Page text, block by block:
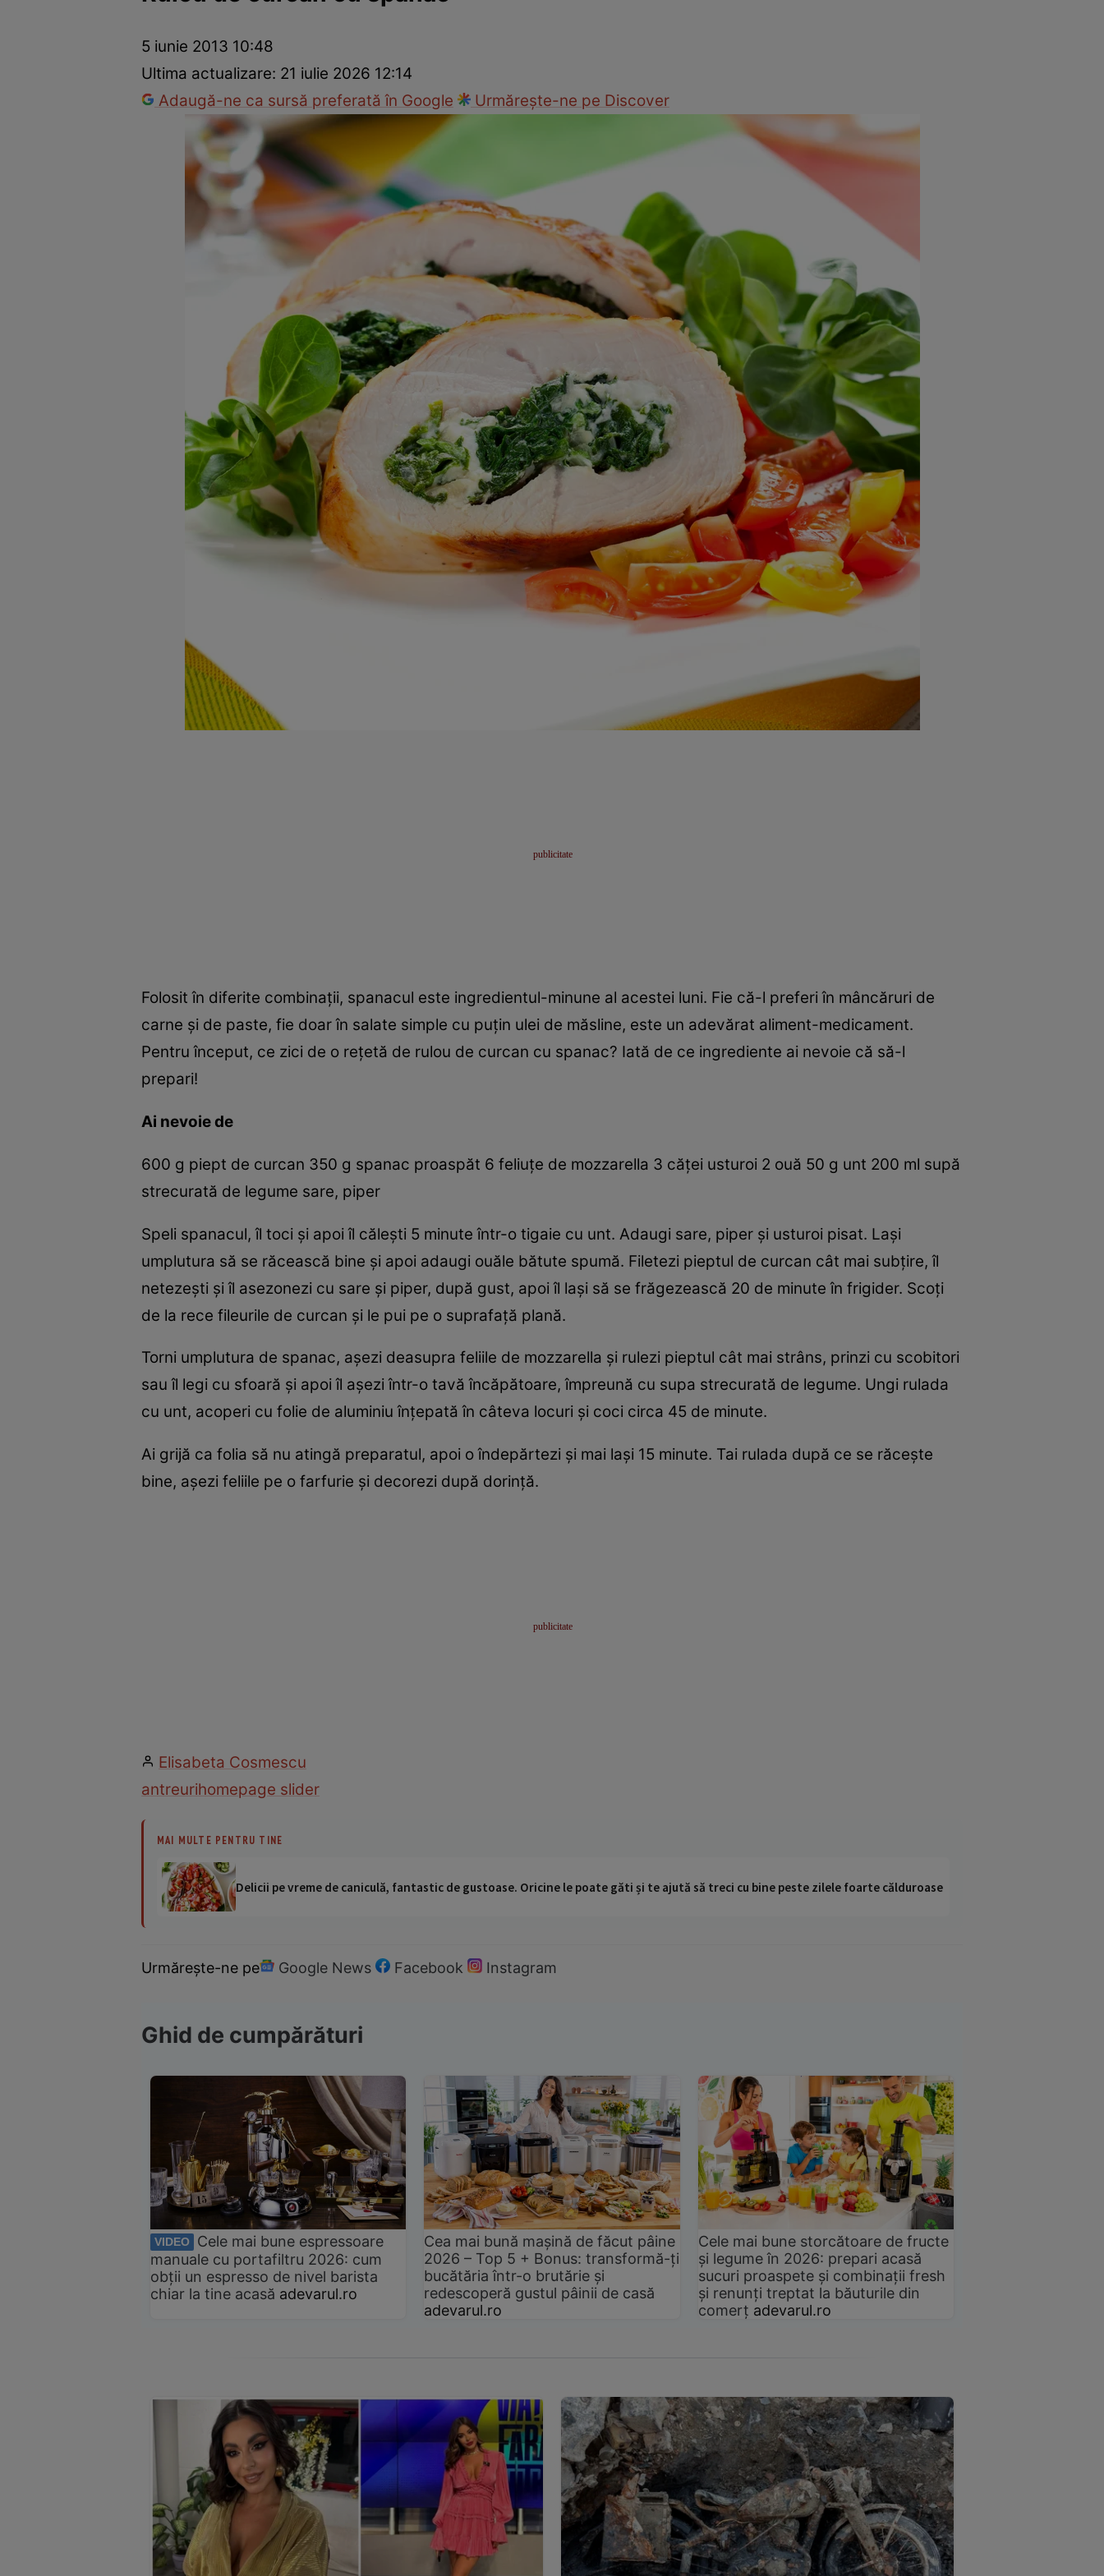
Mâncăruri rapideRețete cu legume
5 iunie 2013 10:48
Ultima actualizare: 21 iulie 2026 12:14
Adaugă-ne ca sursă preferată în Google
Urmărește-ne pe Discover
Folosit în diferite combinaţii, spanacul este ingredientul-minune al acestei luni. Fie că-l preferi în mâncăruri de
carne şi de paste, fie doar în salate simple cu puţin ulei de măsline, este un adevărat aliment-medicament.
Pentru început, ce zici de o reţetă de rulou de curcan cu spanac? Iată de ce ingrediente ai nevoie că să-l
prepari!
Ai nevoie de
600 g piept de curcan 350 g spanac proaspăt 6 feliuţe de mozzarella 3 căţei usturoi 2 ouă 50 g unt 200 ml supă
strecurată de legume sare, piper
Speli spanacul, îl toci şi apoi îl căleşti 5 minute într-o tigaie cu unt. Adaugi sare, piper şi usturoi pisat. Laşi
umplutura să se răcească bine şi apoi adaugi ouăle bătute spumă. Filetezi pieptul de curcan cât mai subţire, îl
netezeşti şi îl asezonezi cu sare şi piper, după gust, apoi îl laşi să se frăgezească 20 de minute în frigider. Scoţi
de la rece fileurile de curcan şi le pui pe o suprafaţă plană.
Torni umplutura de spanac, aşezi deasupra feliile de mozzarella şi rulezi pieptul cât mai strâns, prinzi cu scobitori
sau îl legi cu sfoară şi apoi îl aşezi într-o tavă încăpătoare, împreună cu supa strecurată de legume. Ungi rulada
cu unt, acoperi cu folie de aluminiu înţepată în câteva locuri şi coci circa 45 de minute.
Ai grijă ca folia să nu atingă preparatul, apoi o îndepărtezi şi mai laşi 15 minute. Tai rulada după ce se răceşte
bine, aşezi feliile pe o farfurie şi decorezi după dorinţă.
Elisabeta Cosmescu
antreurihomepage slider
MAI MULTE PENTRU TINE
Delicii pe vreme de caniculă, fantastic de gustoase. Oricine le poate găti și te ajută să treci cu bine peste zilele foarte călduroase
Urmărește-ne pe Google News Facebook Instagram
Ghid de cumpărături
VIDEO
Cele mai bune espressoare
manuale cu portafiltru 2026: cum
obții un espresso de nivel barista
chiar la tine acasă adevarul.ro
Cea mai bună mașină de făcut pâine
2026 – Top 5 + Bonus: transformă-ți
bucătăria într-o brutărie și
redescoperă gustul pâinii de casă
adevarul.ro
Cele mai bune storcătoare de fructe
și legume în 2026: prepari acasă
sucuri proaspete și combinații fresh
și renunți treptat la băuturile din
comerț adevarul.ro